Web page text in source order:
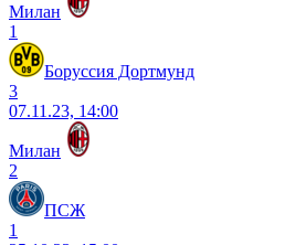
Милан
1
Боруссия Дортмунд
3
07.11.23, 14:00
Милан
2
ПСЖ
1